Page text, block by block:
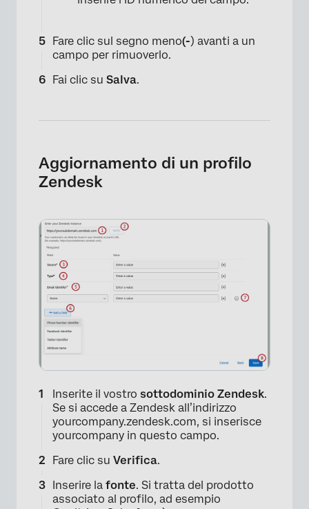
Fare clic sul segno meno(-) avanti a un
campo per rimuoverlo.
Fai clic su Salva.
Aggiornamento di un profilo
Zendesk
Inserite il vostro sottodominio Zendesk.
Se si accede a Zendesk all’indirizzo
yourcompany.zendesk.com, si inserisce
yourcompany in questo campo.
Fare clic su Verifica.
Inserire la fonte. Si tratta del prodotto
associato al profilo, ad esempio